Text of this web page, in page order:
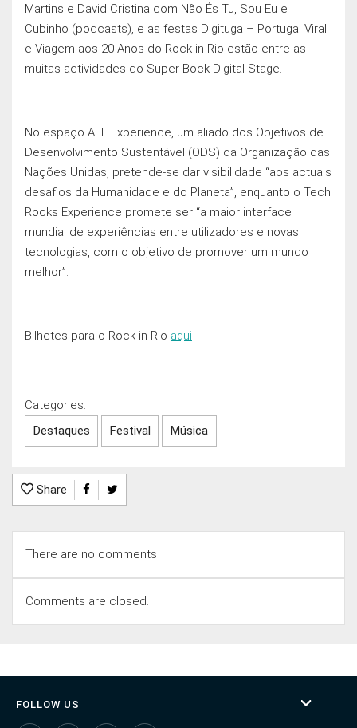
Martins e David Cristina com Não És Tu, Sou Eu e
Cubinho (podcasts), e as festas Digituga – Portugal Viral
e Viagem aos 20 Anos do Rock in Rio estão entre as
muitas actividades do Super Bock Digital Stage.
No espaço ALL Experience, um aliado dos Objetivos de
Desenvolvimento Sustentável (ODS) da Organização das
Nações Unidas, pretende-se dar visibilidade “aos actuais
desafios da Humanidade e do Planeta”, enquanto o Tech
Rocks Experience promete ser “a maior interface
mundial de experiências entre utilizadores e novas
tecnologias, com o objetivo de promover um mundo
melhor”.
Bilhetes para o Rock in Rio aqui
Categories:
Destaques
Festival Música
Share
There are no comments
Comments are closed.
FOLLOW US